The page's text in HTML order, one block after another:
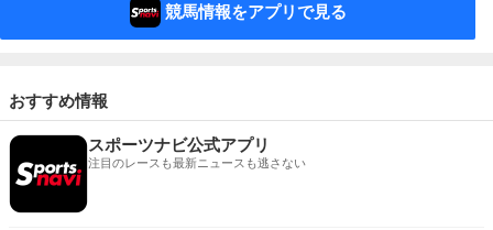
競馬情報をアプリで見る
おすすめ情報
スポーツナビ公式アプリ
注目のレースも最新ニュースも逃さない